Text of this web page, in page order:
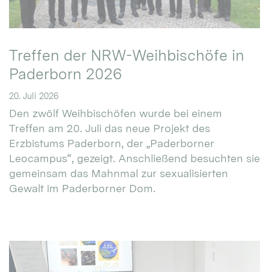
Treffen der NRW-Weihbischöfe in
Paderborn 2026
20. Juli 2026
Den zwölf Weihbischöfen wurde bei einem
Treffen am 20. Juli das neue Projekt des
Erzbistums Paderborn, der „Paderborner
Leocampus“, gezeigt. Anschließend besuchten sie
gemeinsam das Mahnmal zur sexualisierten
Gewalt im Paderborner Dom.